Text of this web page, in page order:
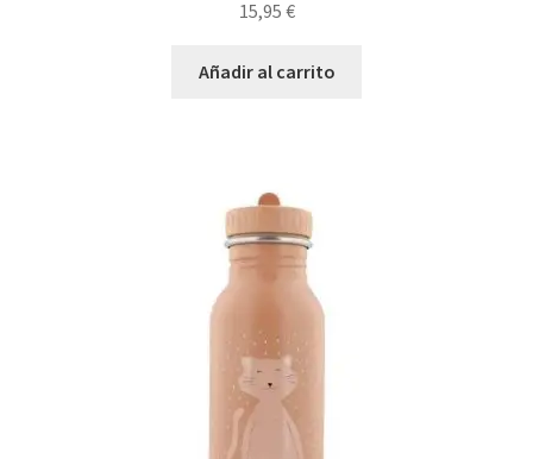
15,95 €
Añadir al carrito